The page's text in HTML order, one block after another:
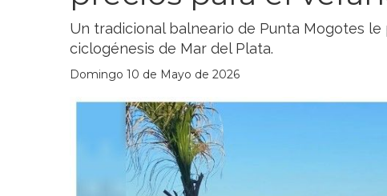
Un tradicional balneario de Punta Mogotes le
ciclogénesis de Mar del Plata.
Domingo 10 de Mayo de 2026